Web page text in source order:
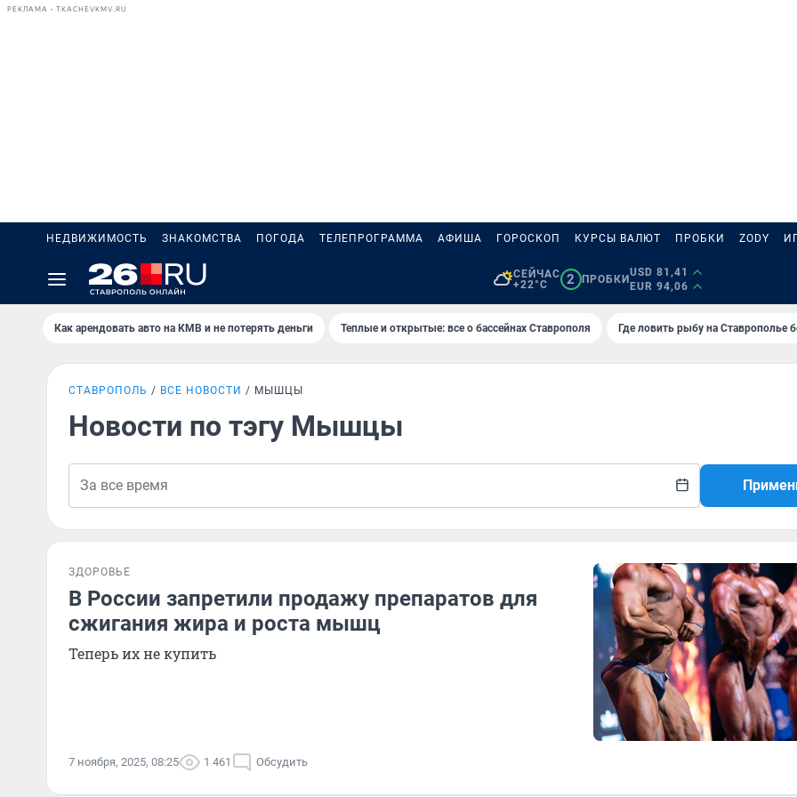
РЕКЛАМА • TKACHEVKMV.RU
НЕДВИЖИМОСТЬ ЗНАКОМСТВА ПОГОДА ТЕЛЕПРОГРАММА АФИША ГОРОСКОП КУРСЫ ВАЛЮТ ПРОБКИ ZODY
СЕЙЧАС
+22°C
2 ПРОБКИ
USD 81,41
EUR 94,06
Как арендовать авто на КМВ и не потерять деньги Теплые и открытые: все о бассейнах Ставрополя Где ловить рыбу на Ставрополье
СТАВРОПОЛЬ ВСЕ НОВОСТИ МЫШЦЫ
Новости по тэгу Мышцы
ЗДОРОВЬЕ
В России запретили продажу препаратов для
сжигания жира и роста мышц
Теперь их не купить
7 ноября, 2025, 08:25 1 461 Обсудить